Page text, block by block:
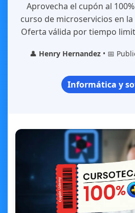
Aprovecha el cupón al
curso de microservicios en
Oferta válida por tiempo
👤 Henry Hernandez • 📅
Informática y